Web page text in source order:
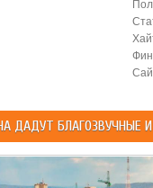
ДАДУТ БЛАГОЗВУЧНЫЕ